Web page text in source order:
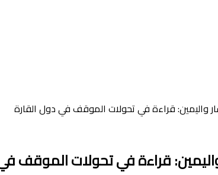
واليمين: قراءة في تحولات الموقف في دول القارة
قراءة في تحولات الموقف